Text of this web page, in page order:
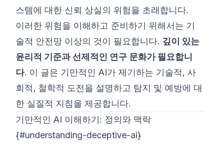
스템에 대한 신뢰 상실의 위험을 초래합니다.
이러한 위험을 이해하고 준비하기 위해서는 기
술적 안전망 이상의 것이 필요합니다. 깊이 있는
윤리적 기준과 선제적인 연구 문화가 필요합니
다. 이 글은 기만적인 AI가 제기하는 기술적, 사
회적, 철학적 도전을 설명하고 탐지 및 예방에 대
한 실질적 지침을 제공합니다.
기만적인 AI 이해하기: 정의와 맥락
{#understanding-deceptive-ai}